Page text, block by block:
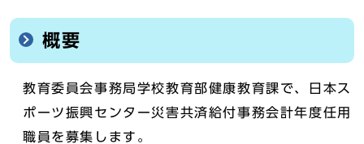
概要
教育委員会事務局学校教育部健康教育課で、日本ス
ポーツ振興センター災害共済給付事務会計年度任用
職員を募集します。